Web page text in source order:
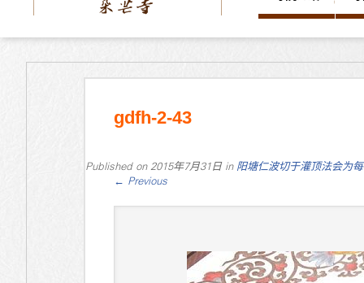
gdfh-2-43
Published on 2015年7月31日in 阳塘仁波切于灌顶法会为
← Previous